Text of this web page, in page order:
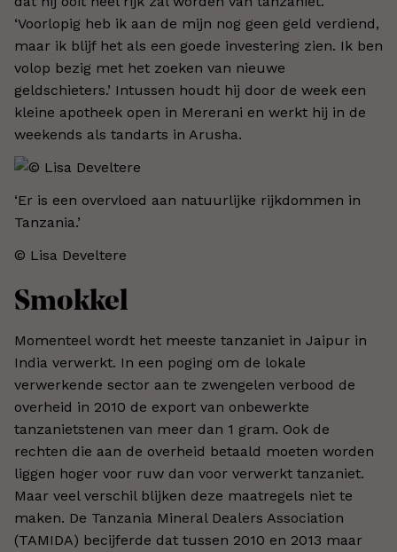
‘Voorlopig heb ik aan de mijn nog geen geld verdiend,
maar ik blijf het als een goede investering zien. Ik ben
volop bezig met het zoeken van nieuwe
geldschieters.’ Intussen houdt hij door de week een
kleine apotheek open in Mererani en werkt hij in de
weekends als tandarts in Arusha.
‘Er is een overvloed aan natuurlijke rijkdommen in
Tanzania.’
© Lisa Develtere​
Smokkel
Momenteel wordt het meeste tanzaniet in Jaipur in
India verwerkt. In een poging om de lokale
verwerkende sector aan te zwengelen verbood de
overheid in 2010 de export van onbewerkte
tanzanietstenen van meer dan 1 gram. Ook de
rechten die aan de overheid betaald moeten worden
liggen hoger voor ruw dan voor verwerkt tanzaniet.
Maar veel verschil blijken deze maatregels niet te
maken. De Tanzania Mineral Dealers Association
(TAMIDA) becijferde dat tussen 2010 en 2013 maar